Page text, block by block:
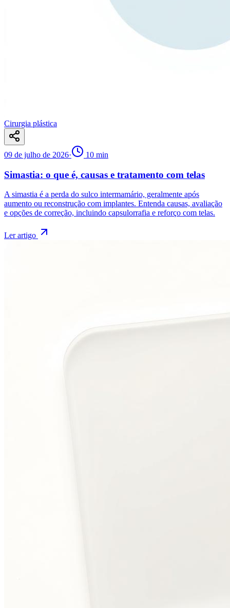
Cirurgia plástica
09 de julho de 2026· 10 min
Simastia: o que é, causas e tratamento com telas
A simastia é a perda do sulco intermamário, geralmente após
aumento ou reconstrução com implantes. Entenda causas, avaliação
e opções de correção, incluindo capsulorrafia e reforço com telas.
Ler artigo